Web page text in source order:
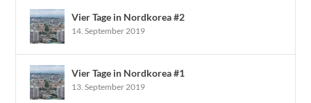
Vier Tage in Nordkorea #2
14. September 2019
Vier Tage in Nordkorea #1
13. September 2019